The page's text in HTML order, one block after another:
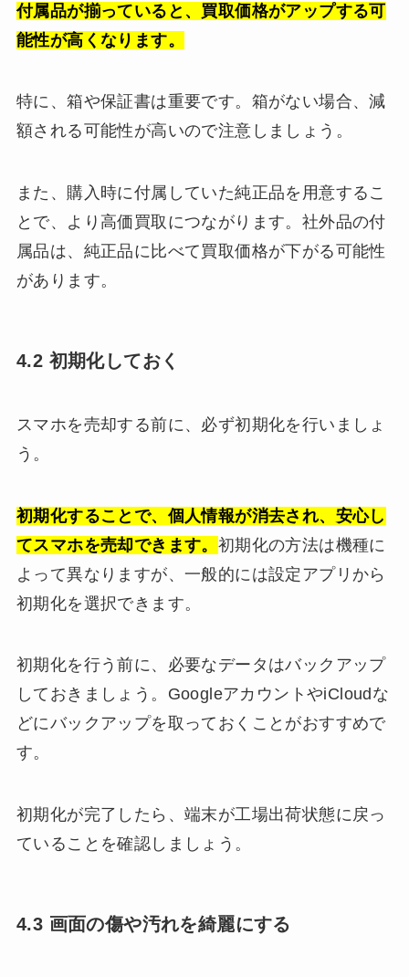
付属品が揃っていると、買取価格がアップする可
能性が高くなります。
特に、箱や保証書は重要です。箱がない場合、減
額される可能性が高いので注意しましょう。
また、購入時に付属していた純正品を用意するこ
とで、より高価買取につながります。社外品の付
属品は、純正品に比べて買取価格が下がる可能性
があります。
4.2 初期化しておく
スマホを売却する前に、必ず初期化を行いましょ
う。
初期化することで、個人情報が消去され、安心し
てスマホを売却できます。 初期化の方法は機種に
よって異なりますが、一般的には設定アプリから
初期化を選択できます。
初期化を行う前に、必要なデータはバックアップ
しておきましょう。GoogleアカウントやiCloudな
どにバックアップを取っておくことがおすすめで
す。
初期化が完了したら、端末が工場出荷状態に戻っ
ていることを確認しましょう。
4.3 画面の傷や汚れを綺麗にする